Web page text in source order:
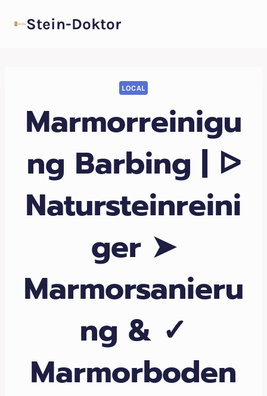
InhaltStein-Doktor
LOCAL
Marmorreinigu
ng Barbing | ᐅ
Natursteinreini
ger ➤
Marmorsanieru
ng & ✓
Marmorboden